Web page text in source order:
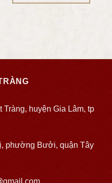
huyện Gia Lâm, tp
phường Bưởi, quận Tây